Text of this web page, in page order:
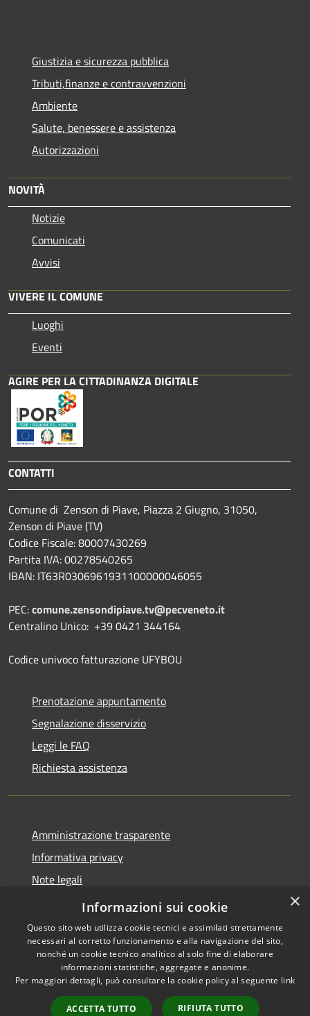
Giustizia e sicurezza pubblica
Tributi,finanze e contravvenzioni
Ambiente
Salute, benessere e assistenza
Autorizzazioni
NOVITÀ
Notizie
Comunicati
Avvisi
VIVERE IL COMUNE
Luoghi
Eventi
AGIRE PER LA CITTADINANZA DIGITALE
CONTATTI
Comune di Zenson di Piave, Piazza 2 Giugno, 31050,
Zenson di Piave (TV)
Codice Fiscale: 80007430269
Partita IVA: 00278540265
IBAN: IT63R0306961931100000046055
PEC:comune.zensondipiave.tv@pecveneto.it
Centralino Unico: +39 0421 344164
Codice univoco fatturazione UFYBOU
Prenotazione appuntamento
Segnalazione disservizio
Leggi le FAQ
Richiesta assistenza
Amministrazione trasparente
Informativa privacy
Note legali
Dichiarazione di accessibilità
Accessibilità
Copyright © 2026 • Comune di
Zenson di Piave • Powered by
Municipium•
Accesso
×
Informazioni sui cookie
Questo sito web utilizza cookie tecnici e assimilati strettamente
necessari al corretto funzionamento e alla navigazione del sito,
nonché un cookie tecnico analitico al solo fine di elaborare
informazioni statistiche, aggregate e anonime.
Per maggiori dettagli, può consultare la cookie policy al seguente link
ACCETTA TUTTO RIFIUTA TUTTO